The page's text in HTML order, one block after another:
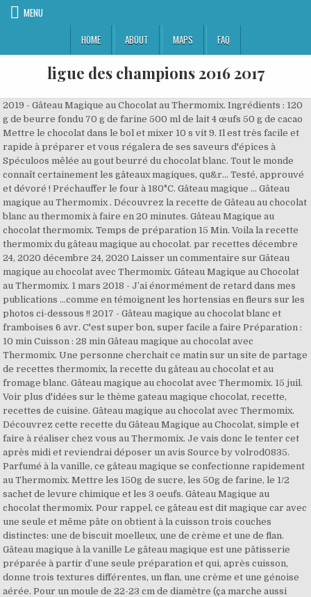
MENU
HOME
ABOUT MAPS FAQ
ligue des champions 2016 2017
2019 - Gâteau Magique au Chocolat au Thermomix. Ingrédients : 120
g de beurre fondu 70 g de farine 500 ml de lait 4 œufs 50 g de cacao
Mettre le chocolat dans le bol et mixer 10 s vit 9. Il est très facile et
rapide à préparer et vous régalera de ses saveurs d'épices à
Spéculoos mêlée au gout beurré du chocolat blanc. Tout le monde
connaît certainement les gâteaux magiques, qu&r… Testé, approuvé
et dévoré ! Préchauffer le four à 180°C. Gâteau magique ... Gâteau
magique au Thermomix . Découvrez la recette de Gâteau au chocolat
blanc au thermomix à faire en 20 minutes. Gâteau Magique au
chocolat thermomix. Temps de préparation 15 Min. Voila la recette
thermomix du gâteau magique au chocolat. par recettes décembre
24, 2020 décembre 24, 2020 Laisser un commentaire sur Gâteau
magique au chocolat avec Thermomix. Gâteau Magique au Chocolat
au Thermomix. 1 mars 2018 - J’ai énormément de retard dans mes
publications …comme en témoignent les hortensias en fleurs sur les
photos ci-dessous !! 2017 - Gâteau magique au chocolat blanc et
framboises 6 avr. C'est super bon, super facile a faire Préparation :
10 min Cuisson : 28 min Gâteau magique au chocolat avec
Thermomix. Une personne cherchait ce matin sur un site de partage
de recettes thermomix, la recette du gâteau au chocolat et au
fromage blanc. Gâteau magique au chocolat avec Thermomix. 15 juil.
Voir plus d'idées sur le thème gateau magique chocolat, recette,
recettes de cuisine. Gâteau magique au chocolat avec Thermomix.
Découvrez cette recette du Gâteau Magique au Chocolat, simple et
faire à réaliser chez vous au Thermomix. Je vais donc le tenter cet
après midi et reviendrai déposer un avis Source by volrod0835.
Parfumé à la vanille, ce gâteau magique se confectionne rapidement
au Thermomix. Mettre les 150g de sucre, les 50g de farine, le 1/2
sachet de levure chimique et les 3 oeufs. Gâteau Magique au
chocolat thermomix. Pour rappel, ce gâteau est dit magique car avec
une seule et même pâte on obtient à la cuisson trois couches
distinctes: une de biscuit moelleux, une de crème et une de flan.
Gâteau magique à la vanille Le gâteau magique est une pâtisserie
préparée à partir d’une seule préparation et qui, après cuisson,
donne trois textures différentes, un flan, une crème et une génoise
aérée. Pour un moule de 22-23 cm de diamètre (ça marche aussi